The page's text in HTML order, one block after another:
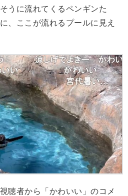
うに流れてくるペンギンた
、ここが流れるプールに見え
聴者から「かわいい」のコメ